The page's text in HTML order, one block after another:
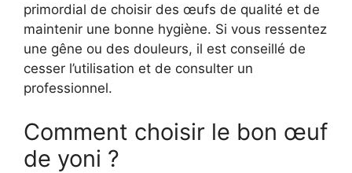
primordial de choisir des œufs de qualité et de
maintenir une bonne hygiène. Si vous ressentez
une gêne ou des douleurs, il est conseillé de
cesser l’utilisation et de consulter un
professionnel.
Comment choisir le bon œuf
de yoni ?